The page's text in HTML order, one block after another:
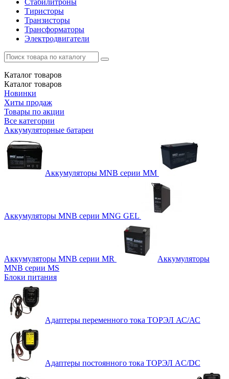
Тиристоры
Транзисторы
Трансформаторы
Электродвигатели
Каталог товаров
Каталог товаров
Новинки
Хиты продаж
Товары по акции
Все категории
Аккумуляторные батареи
Аккумуляторы MNB серии MM
Аккумуляторы MNB серии MNG GEL
Аккумуляторы MNB серии MR
Аккумуляторы
MNB серии MS
Блоки питания
Адаптеры переменного тока ТОРЭЛ АС/АС
Адаптеры постоянного тока ТОРЭЛ AC/DC